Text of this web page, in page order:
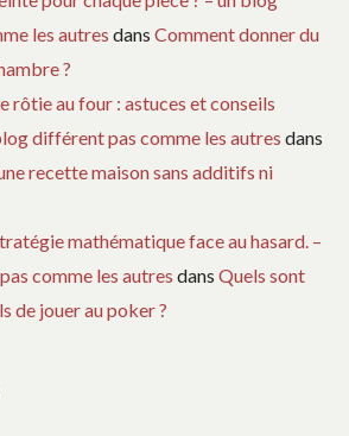
les autres dans Comment donner du
?
rôtie au four : astuces et conseils
différent pas comme les autres dans
recette maison sans additifs ni
mathématique face au hasard. –
comme les autres dans Quels sont
de jouer au poker ?